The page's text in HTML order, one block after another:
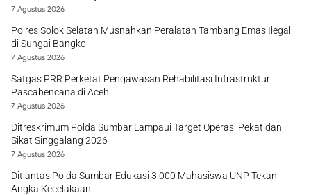
7 Agustus 2026
Polres Solok Selatan Musnahkan Peralatan Tambang Emas Ilegal
di Sungai Bangko
7 Agustus 2026
Satgas PRR Perketat Pengawasan Rehabilitasi Infrastruktur
Pascabencana di Aceh
7 Agustus 2026
Ditreskrimum Polda Sumbar Lampaui Target Operasi Pekat dan
Sikat Singgalang 2026
7 Agustus 2026
Ditlantas Polda Sumbar Edukasi 3.000 Mahasiswa UNP Tekan
Angka Kecelakaan